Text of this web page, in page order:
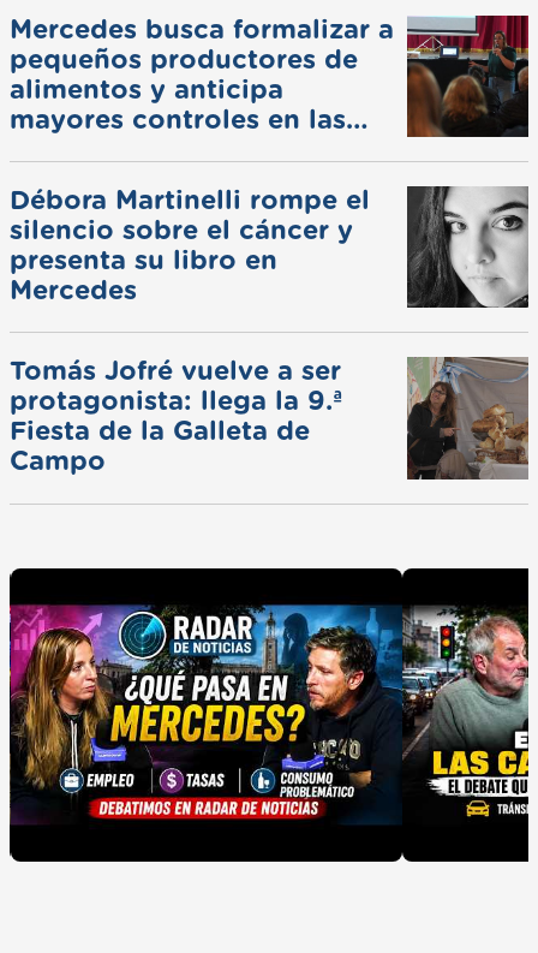
Mercedes busca formalizar a
pequeños productores de
alimentos y anticipa
mayores controles en las
Débora Martinelli rompe el
silencio sobre el cáncer y
presenta su libro en
Mercedes
Tomás Jofré vuelve a ser
protagonista: llega la 9.ª
Fiesta de la Galleta de
Campo